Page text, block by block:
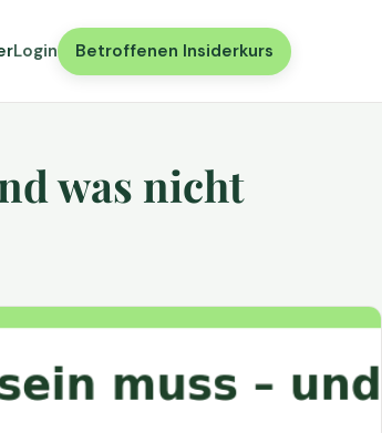
Login Betroffenen Insiderkurs
was nicht